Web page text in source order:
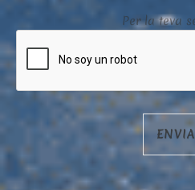
Per la teva